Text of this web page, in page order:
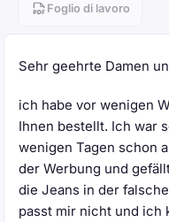
Foglio di lavoro
Sehr geehrte Damen
ich habe vor wenigen
Ihnen bestellt. Ich war
wenigen Tagen schon
der Werbung und
die Jeans in der
passt mir nicht und ich